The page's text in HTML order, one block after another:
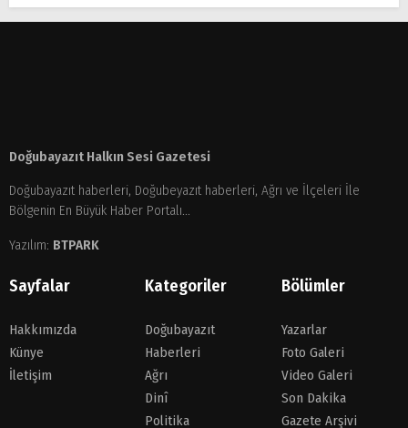
Doğubayazıt Halkın Sesi Gazetesi
Doğubayazıt haberleri, Doğubeyazıt haberleri, Ağrı ve İlçeleri İle
Bölgenin En Büyük Haber Portalı...
Yazılım: BTPARK
Sayfalar
Hakkımızda
Künye
İletişim
Kategoriler
Doğubayazıt
Haberleri
Ağrı
Dinî
Politika
Bölümler
Yazarlar
Foto Galeri
Video Galeri
Son Dakika
Gazete Arşivi